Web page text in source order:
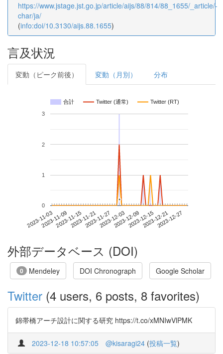
https://www.jstage.jst.go.jp/article/aijs/88/814/88_1655/_article/-
char/ja/
(info:doi/10.3130/aijs.88.1655)
言及状況
変動（ピーク前後） 変動（月別） 分布
合計 Twitter (通常) Twitter (RT)
2023-11-032023-11-092023-11-152023-11-212023-11-272023-12-032023-12-092023-12-152023-12-212023-12-27
0
1
2
3
*
*
外部データベース (DOI)
0 Mendeley DOI Chronograph Google Scholar
Twitter (4 users, 6 posts, 8 favorites)
錦帯橋アーチ設計に関する研究 https://t.co/xMNIwVlPMK
2023-12-18 10:57:05 @kisaragi24 (投稿一覧)